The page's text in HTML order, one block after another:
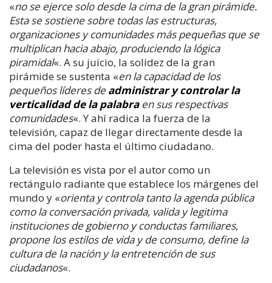
«no se ejerce solo desde la cima de la gran pirámide.
Esta se sostiene sobre todas las estructuras,
organizaciones y comunidades más pequeñas que se
multiplican hacia abajo, produciendo la lógica
piramidal«. A su juicio, la solidez de la gran
pirámide se sustenta «en la capacidad de los
pequeños líderes de administrar y controlar la
verticalidad de la palabraen sus respectivas
comunidades«. Y ahí radica la fuerza de la
televisión, capaz de llegar directamente desde la
cima del poder hasta el último ciudadano.
La televisión es vista por el autor como un
rectángulo radiante que establece los márgenes del
mundo y «orienta y controla tanto la agenda pública
como la conversación privada, valida y legitima
instituciones de gobierno y conductas familiares,
propone los estilos de vida y de consumo, define la
cultura de la nación y la entretención de sus
ciudadanos«.